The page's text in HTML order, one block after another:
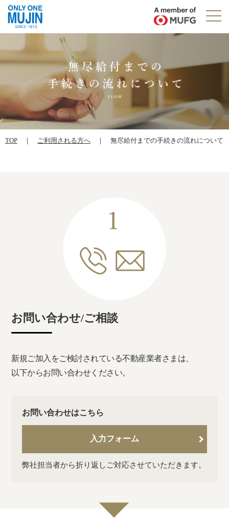
TOP ｜ ご利用される方へ ｜ 無尽給付までの手続きの流れについて
お問い合わせ/ご相談
新規ご加入をご検討されている不動産業者さまは、
以下からお問い合わせください。
お問い合わせはこちら
入力フォーム
弊社担当者から折り返しご対応させていただきます。